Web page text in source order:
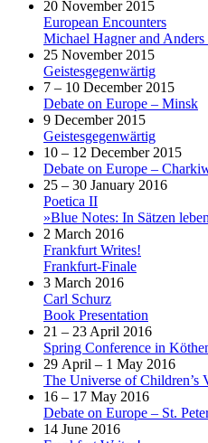
20 November 2015
European Encounters
Michael Hagner and Anders
25 November 2015
Geistesgegenwärtig
7 – 10 December 2015
Debate on Europe – Minsk
9 December 2015
Geistesgegenwärtig
10 – 12 December 2015
Debate on Europe –
25 – 30 January 2016
Poetica II
»Blue Notes: In Sätzen
2 March 2016
Frankfurt Writes!
Frankfurt-Finale
3 March 2016
Carl Schurz
Book Presentation
21 – 23 April 2016
Spring Conference in
29 April – 1 May 2016
The Universe of Children’s
16 – 17 May 2016
Debate on Europe – St.
14 June 2016